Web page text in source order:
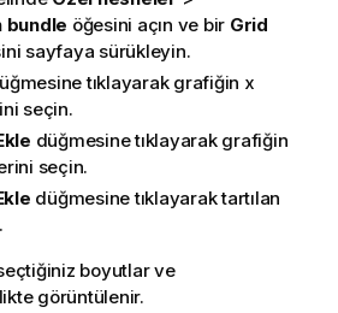
bundle öğesini açın ve bir Grid
sayfaya sürükleyin.
tıklayarak grafiğin x
seçin.
düğmesine tıklayarak grafiğin
seçin.
düğmesine tıklayarak tartılan
boyutlar ve
görüntülenir.